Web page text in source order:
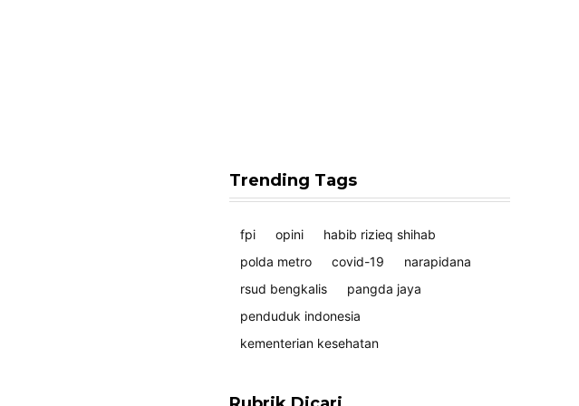
Trending Tags
fpi opini
habib rizieq shihab
polda metro
covid-19
narapidana
rsud bengkalis
pangda jaya
penduduk indonesia
kementerian kesehatan